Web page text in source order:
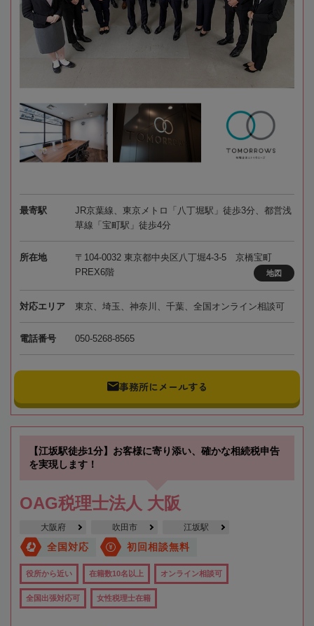
最寄駅
JR京葉線、東京メトロ「八丁堀駅」徒歩3分、都営浅
草線「宝町駅」徒歩4分
所在地
〒104-0032 東京都中央区八丁堀4-3-5 京橋宝町
PREX6階
地図
対応エリア 東京、埼玉、神奈川、千葉、全国オンライン相談可
電話番号 050-5268-8565
事務所にメールする
【江坂駅徒歩1分】お客様に寄り添い、確かな相続税申告
を実現します！
OAG税理士法人 大阪
大阪府 吹田市 江坂駅
全国対応 初回相談無料
役所から近い 在籍数10名以上 オンライン相談可
全国出張対応可 女性税理士在籍